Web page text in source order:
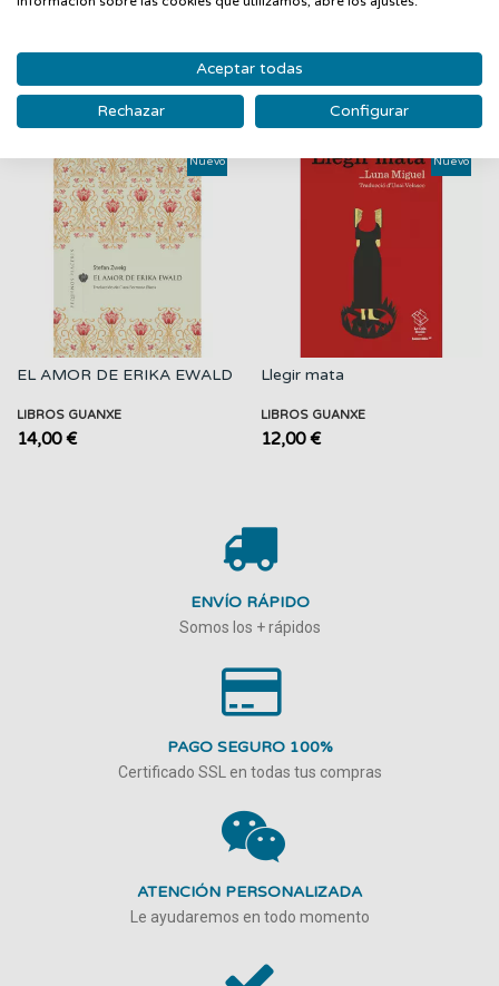
PRODUCTOS RELACIONADOS
Nuevo
EL AMOR DE ERIKA EWALD
LIBROS GUANXE
14,00 €
Nuevo
Llegir mata
LIBROS GUANXE
12,00 €
ENVÍO RÁPIDO
Somos los + rápidos
PAGO SEGURO 100%
Certificado SSL en todas tus compras
ATENCIÓN PERSONALIZADA
Le ayudaremos en todo momento
Aceptar todas
Rechazar Configurar